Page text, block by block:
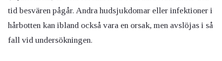
tid besvären pågår. Andra hudsjukdomar eller infektioner i
hårbotten kan ibland också vara en orsak, men avslöjas i så
fall vid undersökningen.